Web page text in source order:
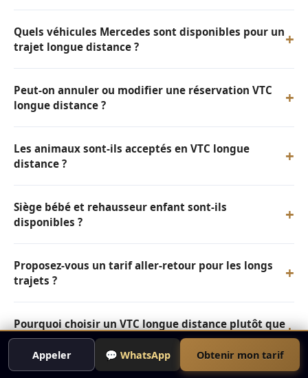
Appeler 💬 WhatsApp Obtenir mon tarif
Quels véhicules Mercedes sont disponibles pour un
trajet longue distance ?
+
Peut-on annuler ou modifier une réservation VTC
longue distance ?
+
Les animaux sont-ils acceptés en VTC longue
distance ?
+
Siège bébé et rehausseur enfant sont-ils
disponibles ?
+
Proposez-vous un tarif aller-retour pour les longs
trajets ?
+
Pourquoi choisir un VTC longue distance plutôt que
BlaBlaCar ou le covoiturage ?
+